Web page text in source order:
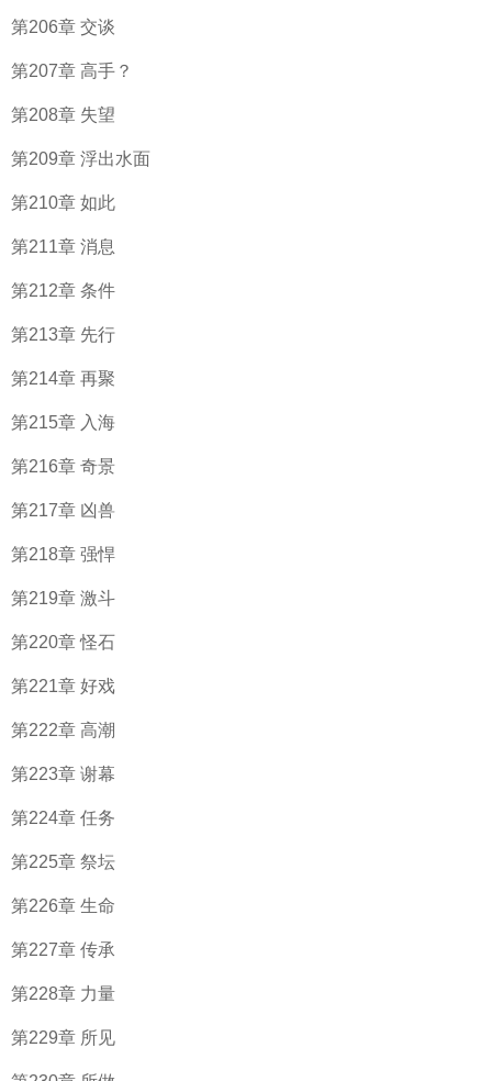
第206章 交谈
第207章 高手？
第208章 失望
第209章 浮出水面
第210章 如此
第211章 消息
第212章 条件
第213章 先行
第214章 再聚
第215章 入海
第216章 奇景
第217章 凶兽
第218章 强悍
第219章 激斗
第220章 怪石
第221章 好戏
第222章 高潮
第223章 谢幕
第224章 任务
第225章 祭坛
第226章 生命
第227章 传承
第228章 力量
第229章 所见